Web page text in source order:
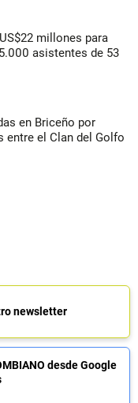
millones para
asistentes de 53
en Briceño por
entre el Clan del Golfo
newsletter
desde Google